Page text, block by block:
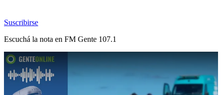
Suscribirse
Escuchá la nota en FM Gente 107.1